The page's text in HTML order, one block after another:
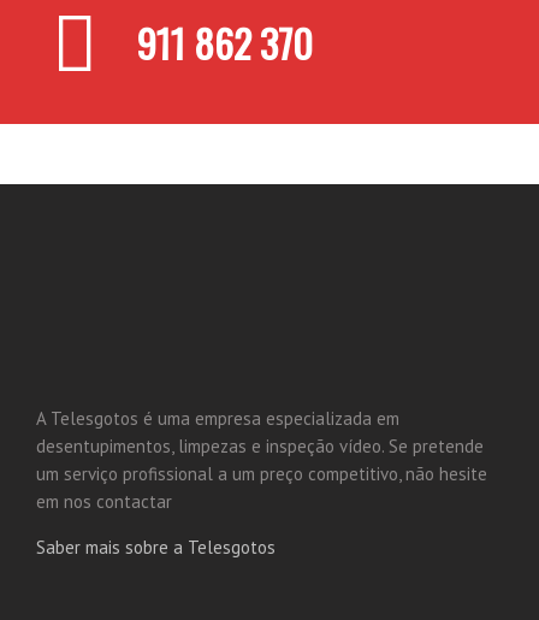
911 862 370
A Telesgotos é uma empresa especializada em
desentupimentos, limpezas e inspeção vídeo. Se pretende
um serviço profissional a um preço competitivo, não hesite
em nos contactar
Saber mais sobre a Telesgotos